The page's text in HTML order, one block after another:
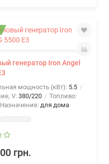
генератор Iron Angel
мощность (кВт): 5.5
V: 380/220
Топливо:
Назначение: для дома
грн.